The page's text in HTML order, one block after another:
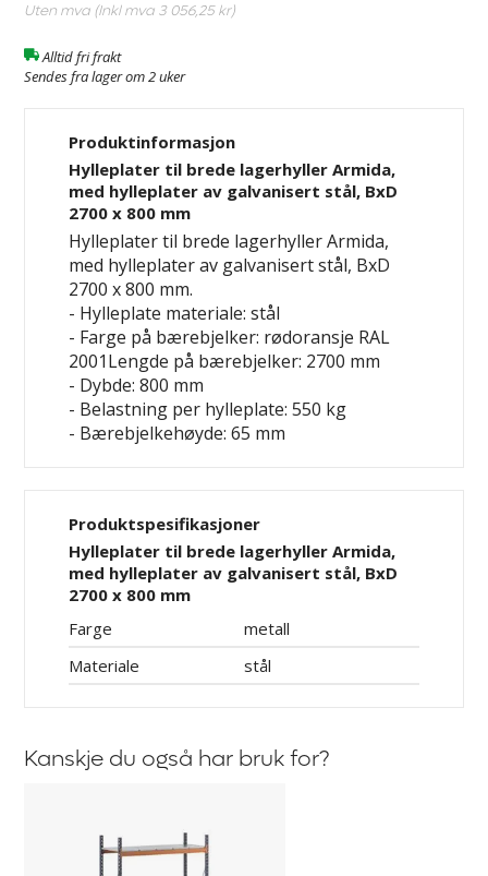
Uten mva (Inkl mva 3 056,25 kr)
Alltid fri frakt
Sendes fra lager om 2 uker
Produktinformasjon
Hylleplater til brede lagerhyller Armida,
med hylleplater av galvanisert stål, BxD
2700 x 800 mm
Hylleplater til brede lagerhyller Armida,
med hylleplater av galvanisert stål, BxD
2700 x 800 mm.
- Hylleplate materiale: stål
- Farge på bærebjelker: rødoransje RAL
2001Lengde på bærebjelker: 2700 mm
- Dybde: 800 mm
- Belastning per hylleplate: 550 kg
- Bærebjelkehøyde: 65 mm
Produktspesifikasjoner
Hylleplater til brede lagerhyller Armida,
med hylleplater av galvanisert stål, BxD
2700 x 800 mm
Farge
metall
Materiale
stål
Kanskje du også har bruk for?